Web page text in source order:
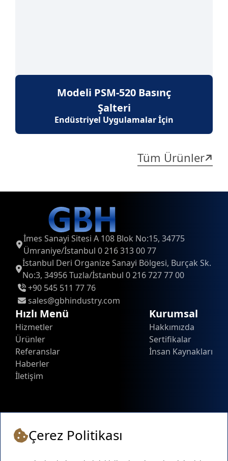
Modeli PSM-520 Basınç
Şalteri
Endüstriyel Uygulamalar İçin
Tüm Ürünler
İmes Sanayi Sitesi A 108 Blok No:15, 34775
Ümraniye/İstanbul 0 216 313 00 77
İstanbul Deri Organize Sanayi Bölgesi, Burçak Sk.
No:3, 34956 Tuzla/İstanbul 0 216 727 77 00
+90 545 511 77 76
sales@gbhindustry.com
Hızlı Menü
Hizmetler
Ürünler
Referanslar
Haberler
İletişim
Kurumsal
Hakkımızda
Sertifikalar
İnsan Kaynakları
Çerez Politikası